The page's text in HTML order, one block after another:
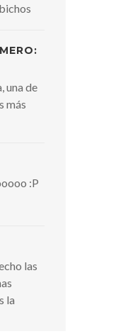
una de
más
:P
las
la